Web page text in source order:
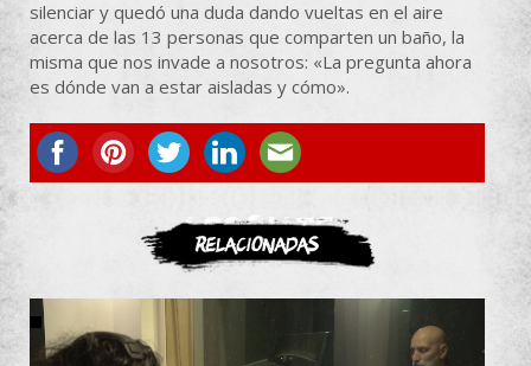
silenciar y quedó una duda dando vueltas en el aire
acerca de las 13 personas que comparten un baño, la
misma que nos invade a nosotros: «La pregunta ahora
es dónde van a estar aisladas y cómo».
ASOCIATE
Relacionadas